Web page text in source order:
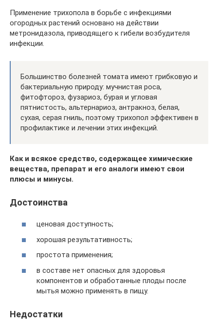
Применение трихопола в борьбе с инфекциями
огородных растений основано на действии
метронидазола, приводящего к гибели возбудителя
инфекции.
Большинство болезней томата имеют грибковую и
бактериальную природу: мучнистая роса,
фитофтороз, фузариоз, бурая и угловая
пятнистость, альтернариоз, антракноз, белая,
сухая, серая гниль, поэтому трихопол эффективен в
профилактике и лечении этих инфекций.
Как и всякое средство, содержащее химические
вещества, препарат и его аналоги имеют свои
плюсы и минусы.
Достоинства
ценовая доступность;
хорошая результативность;
простота применения;
в составе нет опасных для здоровья
компонентов и обработанные плоды после
мытья можно применять в пищу.
Недостатки